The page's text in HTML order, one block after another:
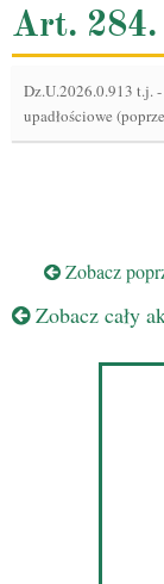
Art.
Dz.U.2026.0.913 t.j.-
upadłościowe
Zobacz
Zobacz cały